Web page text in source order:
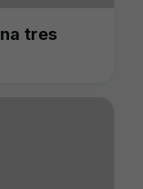
tres